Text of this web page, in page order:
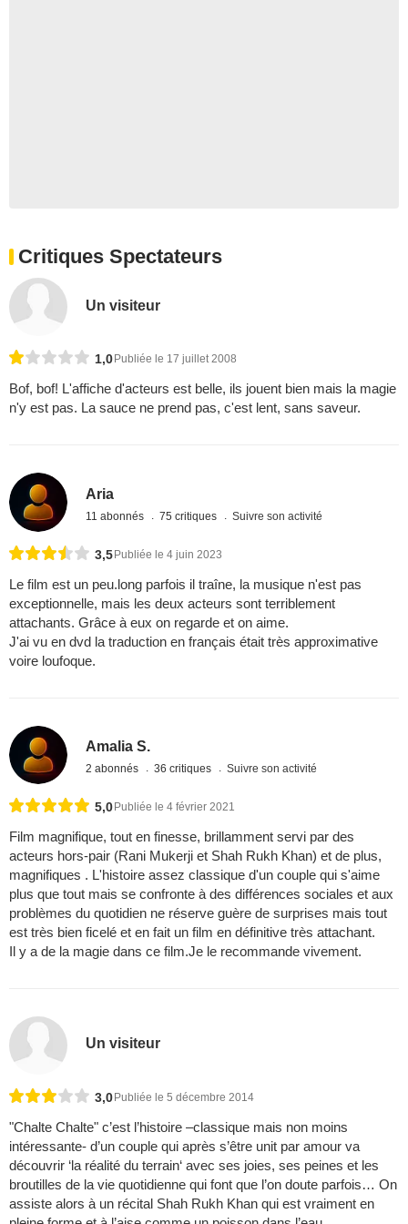
Critiques Spectateurs
Un visiteur
1,0 Publiée le 17 juillet 2008
Bof, bof! L'affiche d'acteurs est belle, ils jouent bien mais la magie
n'y est pas. La sauce ne prend pas, c'est lent, sans saveur.
Aria
11 abonnés 75 critiques Suivre son activité
3,5Publiée le 4 juin 2023
Le film est un peu.long parfois il traîne, la musique n'est pas
exceptionnelle, mais les deux acteurs sont terriblement
attachants. Grâce à eux on regarde et on aime.
J'ai vu en dvd la traduction en français était très approximative
voire loufoque.
Amalia S.
2 abonnés 36 critiques Suivre son activité
5,0Publiée le 4 février 2021
Film magnifique, tout en finesse, brillamment servi par des
acteurs hors-pair (Rani Mukerji et Shah Rukh Khan) et de plus,
magnifiques . L'histoire assez classique d'un couple qui s'aime
plus que tout mais se confronte à des différences sociales et aux
problèmes du quotidien ne réserve guère de surprises mais tout
est très bien ficelé et en fait un film en définitive très attachant.
Il y a de la magie dans ce film.Je le recommande vivement.
Un visiteur
3,0 Publiée le 5 décembre 2014
"Chalte Chalte" c’est l’histoire –classique mais non moins
intéressante- d’un couple qui après s’être unit par amour va
découvrir ‘la réalité du terrain‘ avec ses joies, ses peines et les
broutilles de la vie quotidienne qui font que l’on doute parfois… On
assiste alors à un récital Shah Rukh Khan qui est vraiment en